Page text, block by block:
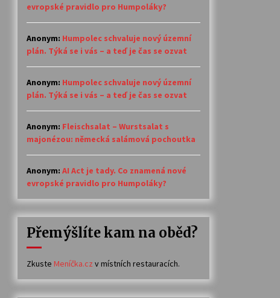
evropské pravidlo pro Humpoláky?
Anonym: Humpolec schvaluje nový územní
plán. Týká se i vás – a teď je čas se ozvat
Anonym: Humpolec schvaluje nový územní
plán. Týká se i vás – a teď je čas se ozvat
Anonym: Fleischsalat – Wurstsalat s
majonézou: německá salámová pochoutka
Anonym: AI Act je tady. Co znamená nové
evropské pravidlo pro Humpoláky?
Přemýšlíte kam na oběd?
Zkuste Meníčka.cz v místních restauracích.